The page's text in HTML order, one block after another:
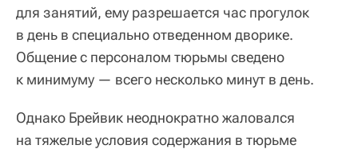
для занятий, ему разрешается час прогулок
в день в специально отведенном дворике.
Общение с персоналом тюрьмы сведено
к минимуму — всего несколько минут в день.
Однако Брейвик неоднократно жаловался
на тяжелые условия содержания в тюрьме